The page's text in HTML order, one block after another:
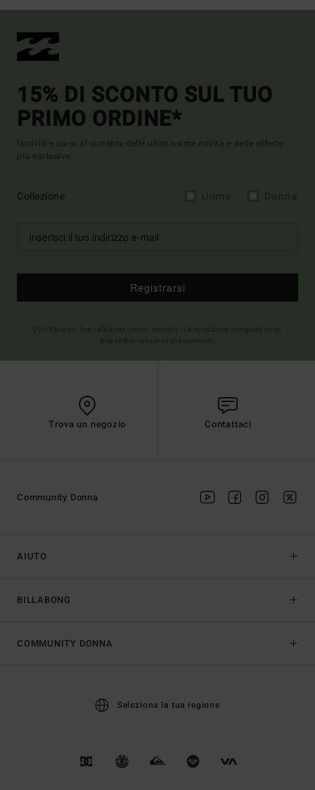
15% DI SCONTO SUL TUO
PRIMO ORDINE*
Iscriviti e sarai al corrente delle ultimissime novità e delle offerte
più esclusive.
Collezione
Registrarsi
Trova un negozio Contattaci
AIUTO
BILLABONG
Community Donna
COMMUNITY DONNA
Seleziona la tua regione